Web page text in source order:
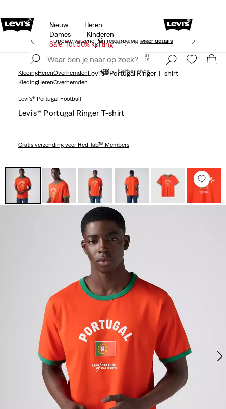
Unidays: Studenten krijgen 20% kortingMeer details
Meld je nu aan
Netherlands
Nieuw
Heren
Dames
Kinderen
Sale: Tot 50% korting
Update verzend- en retourbeleidMeer details
Meld je nu aan
Netherlands
KledingHerenOverhemdenLevi's® Portugal Ringer T-shirt
KledingHerenOverhemden
Levi's® Portugal Football
Levi's® Portugal Ringer T-shirt
Gratis verzendingvoor Red Tab™ Members